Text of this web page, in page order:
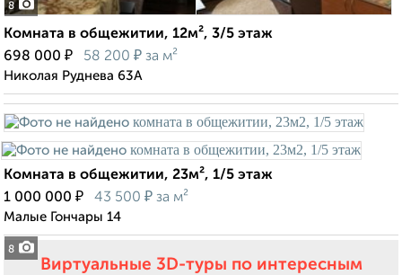
8
Комната в общежитии, 12м², 3/5 этаж
698 000 ₽ 58 200 ₽ за м²
Николая Руднева 63А
8
Комната в общежитии, 23м², 1/5 этаж
1 000 000 ₽ 43 500 ₽ за м²
Малые Гончары 14
Виртуальные 3D-туры по интересным